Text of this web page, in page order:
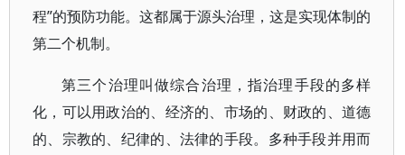
程”的预防功能。这都属于源头治理，这是实现体制的
第二个机制。
第三个治理叫做综合治理，指治理手段的多样
化，可以用政治的、经济的、市场的、财政的、道德
的、宗教的、纪律的、法律的手段。多种手段并用而